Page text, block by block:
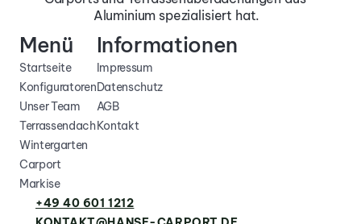
Aluminium spezialisiert hat.
Menü
Startseite
Konfiguratoren
Unser Team
Terrassendach
Wintergarten
Carport
Markise
Informationen
Impressum
Datenschutz
AGB
Kontakt
+49 40 601 1212